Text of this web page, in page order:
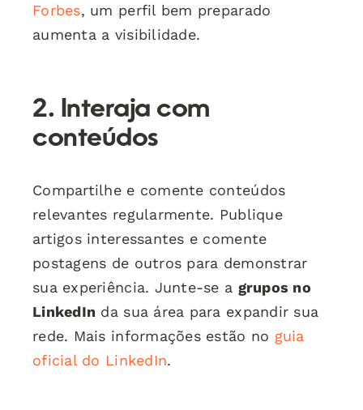
Forbes, um perfil bem preparado
aumenta a visibilidade.
2. Interaja com
conteúdos
Compartilhe e comente conteúdos
relevantes regularmente. Publique
artigos interessantes e comente
postagens de outros para demonstrar
sua experiência. Junte-se a grupos no
LinkedIn da sua área para expandir sua
rede. Mais informações estão no guia
oficial do LinkedIn.